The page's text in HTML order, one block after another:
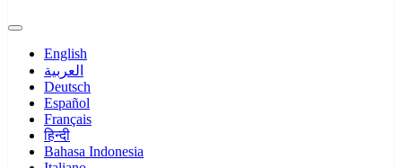
English
العربية
Deutsch
Español
Français
हिन्दी
Bahasa Indonesia